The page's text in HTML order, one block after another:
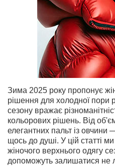
Зима 2025 року пропонує
рішення для холодної пори
сезону вражає
кольорових рішень. Від
елегантних пальт із
щось до душі. У цій статті
жіночого верхнього одягу
допоможуть залишатися не